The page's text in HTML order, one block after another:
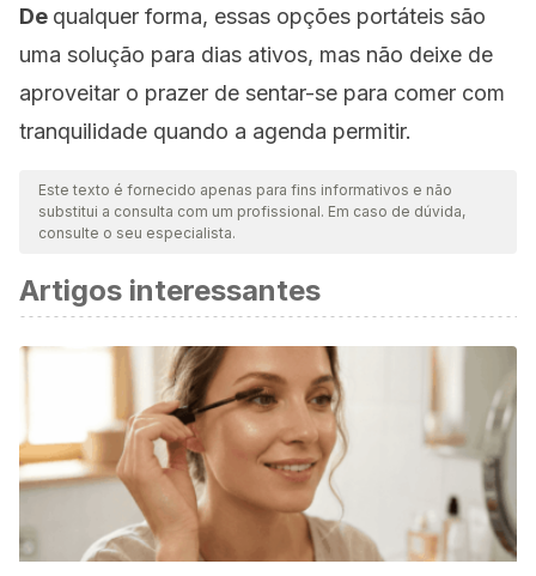
De qualquer forma, essas opções portáteis são
uma solução para dias ativos, mas não deixe de
aproveitar o prazer de sentar-se para comer com
tranquilidade quando a agenda permitir.
Este texto é fornecido apenas para fins informativos e não
substitui a consulta com um profissional. Em caso de dúvida,
consulte o seu especialista.
Artigos interessantes